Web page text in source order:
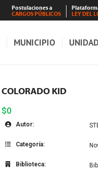
Postulaciones a
CARGOS PÚBLICOS
LEY DEL
MUNICIPIO
COLORADO KID
$0
Autor:
Categoría:
Biblioteca: